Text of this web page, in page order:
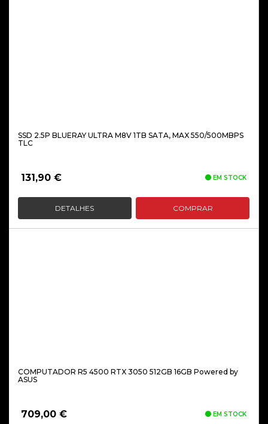
SSD 2.5P BLUERAY ULTRA M8V 1TB SATA, MAX 550/500MBPS
TLC
131,90 € EM STOCK
DETALHES COMPRAR
COMPUTADOR R5 4500 RTX 3050 512GB 16GB Powered by
ASUS
709,00 € EM STOCK